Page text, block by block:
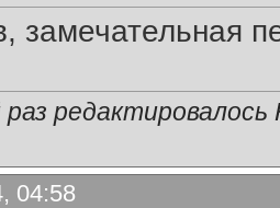
замечательная
04:58